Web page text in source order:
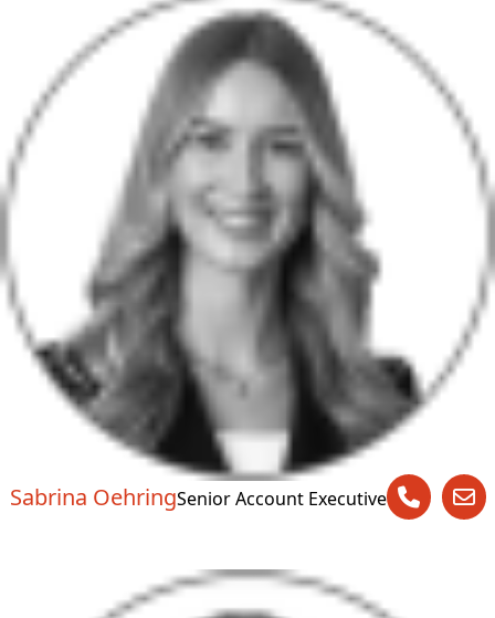
Sabrina OehringSenior Account Executive